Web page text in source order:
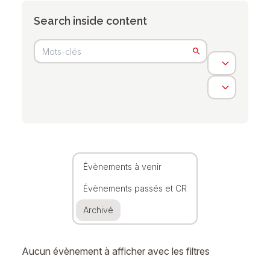
Search inside content
Évènements à venir
Évènements passés et CR
Archivé
Aucun évènement à afficher avec les filtres